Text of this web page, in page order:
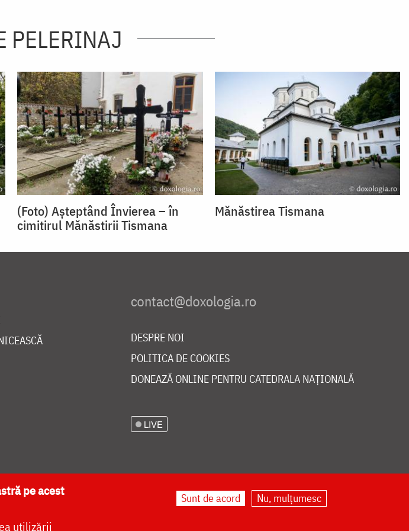
PELERINAJ
(Foto) Așteptând Învierea – în
cimitirul Mănăstirii Tismana
Mănăstirea Tismana
DESPRE NOI
POLITICA DE COOKIES
DONEAZĂ ONLINE PENTRU CATEDRALA NAȚIONALĂ
LIVE
pe acest
utilizării
Sunt de acord Nu, mulțumesc